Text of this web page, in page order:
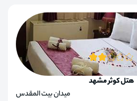
هتل کوثر مشهد
میدان بیت المقدس